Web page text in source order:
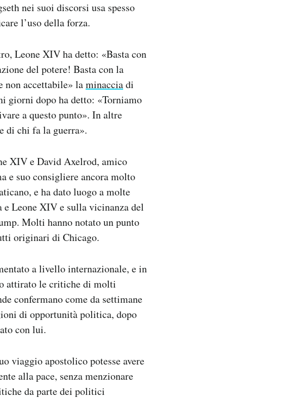
nei suoi discorsi usa spesso
l’uso della forza.
Leone XIV ha detto: «Basta con
del potere! Basta con la
non accettabile» laminacciadi
giorni dopo ha detto: «Torniamo
a questo punto». In altre
di chi fa la guerra».
XIV e David Axelrod, amico
e suo consigliere ancora molto
e ha dato luogo a molte
Leone XIV e sulla vicinanza del
Molti hanno notato un punto
originari di Chicago.
a livello internazionale, e in
attirato le critiche di molti
confermano come da settimane
di opportunità politica, dopo
con lui.
viaggio apostolico potesse avere
alla pace, senza menzionare
da parte dei politici